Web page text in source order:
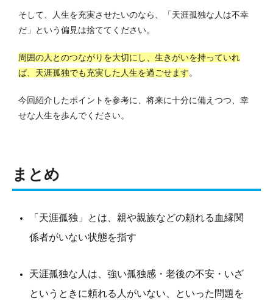
そして、人生を充実させたいのなら、「天涯孤独な人は不幸
だ」という偏見は捨ててください。
周囲の人とのつながりを大切にし、生きがいを持っていれ
ば、天涯孤独でも充実した人生を過ごせます。
今回紹介したポイントを参考に、将来に十分に備えつつ、幸
せな人生を歩んでください。
まとめ
「天涯孤独」とは、親や親族などの頼れる血縁関
係者がいない状態を指す
天涯孤独な人は、強い孤独感・老後の不安・いざ
というときに頼れる人がいない、といった問題を